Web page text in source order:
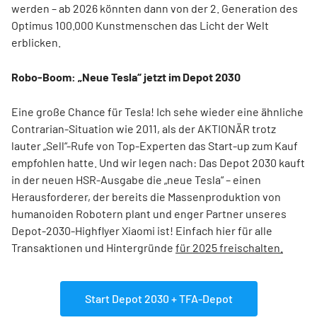
werden – ab 2026 könnten dann von der 2. Generation des
Optimus 100.000 Kunstmenschen das Licht der Welt
erblicken.
Robo-Boom: „Neue Tesla“ jetzt im Depot 2030
Eine große Chance für Tesla! Ich sehe wieder eine ähnliche
Contrarian-Situation wie 2011, als der AKTIONÄR trotz
lauter „Sell“-Rufe von Top-Experten das Start-up zum Kauf
empfohlen hatte. Und wir legen nach: Das Depot 2030 kauft
in der neuen HSR-Ausgabe die „neue Tesla“ – einen
Herausforderer, der bereits die Massenproduktion von
humanoiden Robotern plant und enger Partner unseres
Depot-2030-Highflyer Xiaomi ist! Einfach hier für alle
Transaktionen und Hintergründe für 2025 freischalten.
Start Depot 2030 + TFA-Depot